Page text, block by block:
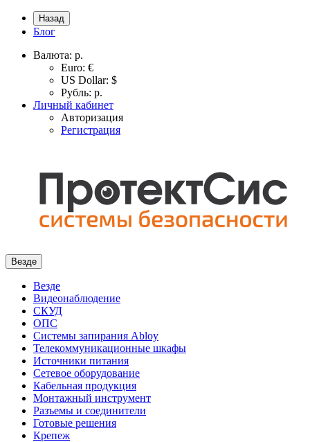
Назад
Блог
Валюта: р.
Euro: €
US Dollar: $
Рубль: р.
Личный кабинет
Авторизация
Регистрация
Везде
Везде
Видеонаблюдение
СКУД
ОПС
Системы запирания Abloy
Телекоммуникационные шкафы
Источники питания
Сетевое оборудование
Кабельная продукция
Монтажный инструмент
Разъемы и соединители
Готовые решения
Крепеж